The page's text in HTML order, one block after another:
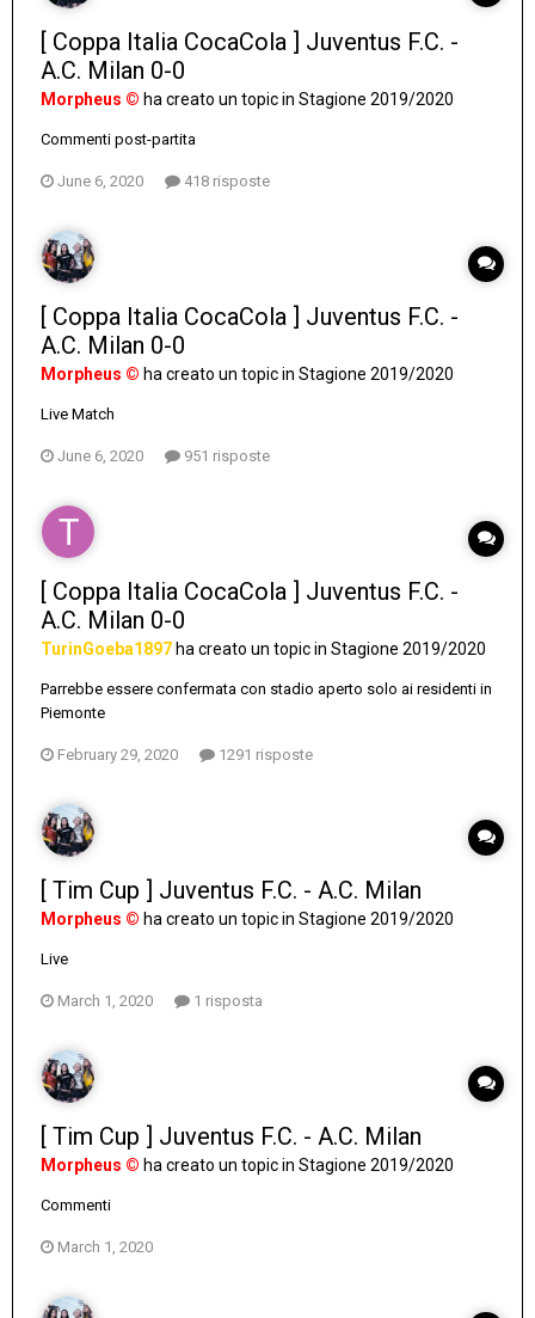
[ Coppa Italia CocaCola ] Juventus F.C. -
A.C. Milan 0-0
Morpheus © ha creato un topic in Stagione 2019/2020
Commenti post-partita
June 6, 2020 418 risposte
[ Coppa Italia CocaCola ] Juventus F.C. -
A.C. Milan 0-0
Morpheus © ha creato un topic in Stagione 2019/2020
Live Match
June 6, 2020 951 risposte
[ Coppa Italia CocaCola ] Juventus F.C. -
A.C. Milan 0-0
TurinGoeba1897 ha creato un topic in Stagione 2019/2020
Parrebbe essere confermata con stadio aperto solo ai residenti in
Piemonte
February 29, 2020 1291 risposte
[ Tim Cup ] Juventus F.C. - A.C. Milan
Morpheus © ha creato un topic in Stagione 2019/2020
Live
March 1, 2020 1 risposta
[ Tim Cup ] Juventus F.C. - A.C. Milan
Morpheus © ha creato un topic in Stagione 2019/2020
Commenti
March 1, 2020